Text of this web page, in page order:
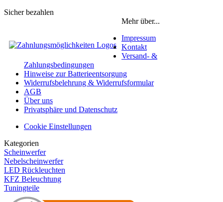
Sicher bezahlen
Mehr über...
Impressum
Kontakt
Versand- &
Zahlungsbedingungen
Hinweise zur Batterieentsorgung
Widerrufsbelehrung & Widerrufsformular
AGB
Über uns
Privatsphäre und Datenschutz
Cookie Einstellungen
Kategorien
Scheinwerfer
Nebelscheinwerfer
LED Rückleuchten
KFZ Beleuchtung
Tuningteile